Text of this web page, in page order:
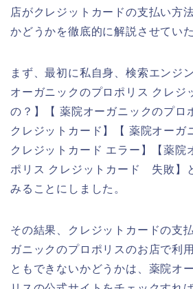
店がクレジットカードの支払い方
かどうかを徹底的に解説させてい
まず、最初に私自身、検索エンジ
オーガニックのプロポリス クレ
の？】【 薬院オーガニックのプ
クレジットカード】【 薬院オーガ
クレジットカード エラー】【薬院
ポリス クレジットカード 失敗】
みることにしました。
その結果、クレジットカードの支
ガニックのプロポリスのお店で利
ともできないかどうかは、薬院オ